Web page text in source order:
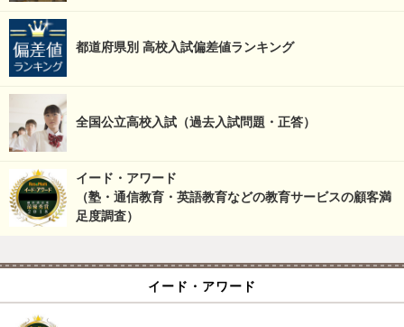
都道府県別 高校入試偏差値ランキング
全国公立高校入試（過去入試問題・正答）
イード・アワード
（塾・通信教育・英語教育などの教育サービスの顧客満
足度調査）
イード・アワード